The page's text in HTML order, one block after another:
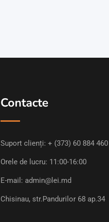
Contacte
Suport clienți: + (373) 60 884 460
Orele de lucru: 11:00-16:00
E-mail: admin@lei.md
Chisinau, str.Pandurilor 68 ap.34